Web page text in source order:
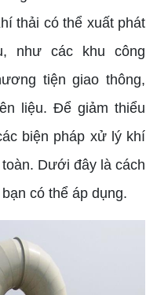
thải có thể xuất phát
như các khu công
tiện giao thông,
liệu. Để giảm thiểu
biện pháp xử lý khí
Dưới đây là cách
có thể áp dụng.